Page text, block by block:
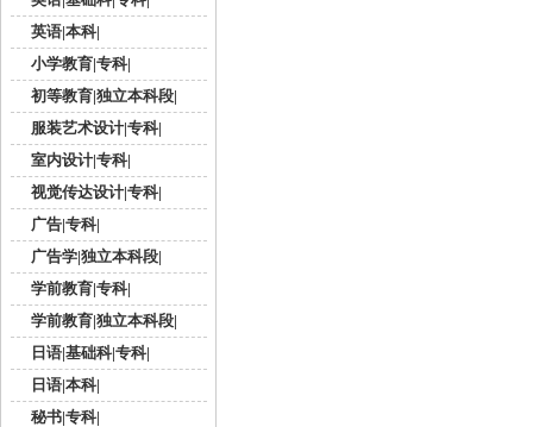
英语|本科|
小学教育|专科|
初等教育|独立本科段|
服装艺术设计|专科|
室内设计|专科|
视觉传达设计|专科|
广告|专科|
广告学|独立本科段|
学前教育|专科|
学前教育|独立本科段|
日语|基础科|专科|
日语|本科|
秘书|专科|